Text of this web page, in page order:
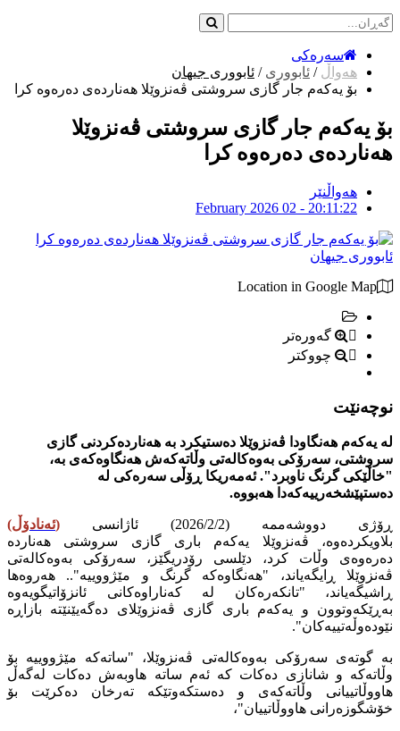
سەرەکی
هەواڵ / ئابووری / ئابووری جیهان
بۆ یەکەم جار گازی سروشتی ڤەنزوێلا هەناردەی دەرەوە کرا
بۆ یەکەم جار گازی سروشتی ڤەنزوێلا
هەناردەی دەرەوە کرا
هەواڵنێر
February 2026 02 - 20:11:22
ئابووری جیهان
Location in Google Map
گەورەتر
چووکتر
نوچەنێت
لە یەکەم هەنگاودا ڤەنزوێلا دەستیکرد بە هەناردەکردنی گازی
سروشتی، سەرۆکی بەوەکالەتی وڵاتەکەش هەنگاوەکەی بە،
"خاڵێکی گرنگ ناوبرد". ئەمەریکا ڕۆڵی سەرەکی لە
دەستپێشخەرییەکەدا هەبووە.
ڕۆژی دووشەممە (2026/2/2) ئاژانسی (ئەنادۆڵ)
بلاویکردەوە، ڤەنزوێلا یەکەم باری گازی سروشتی هەناردە
دەرەوەی وڵات کرد، دێلسی رۆدریگێز، سەرۆکی بەوەکالەتی
ڤەنزوێلا ڕایگەیاند، "هەنگاوەکە گرنگ و مێژووییە".. هەروەها
ڕاشیگەیاند، "تانکەرەکان لە کەناراوەکانی ئانزۆاتیگویەوە
بەڕێکەوتوون و یەکەم باری گازی ڤەنزوێلای دەگەیێنێتە بازاڕە
نێودەوڵەتییەکان".
بە گوتەی سەرۆکی بەوەکالەتی ڤەنزوێلا، "ساتەکە مێژووییە بۆ
وڵاتەکە و شانازی دەکات کە ئەم ساتە هاوبەش دەکات لەگەڵ
هاووڵاتییانی وڵاتەکەی و دەستکەوتێکە تەرخان دەکرێت بۆ
خۆشگوزەرانی هاووڵاتییان"،